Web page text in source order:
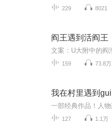
229 8021
阎王遇到活阎王
159 73.8万
我在村里遇到gui
127 1.1万